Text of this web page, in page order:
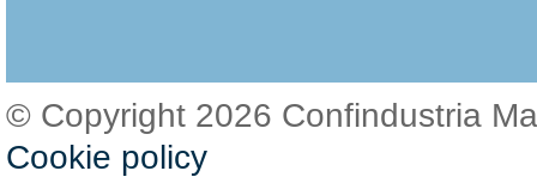
© Copyright 2026 Confindustria
Cookie policy